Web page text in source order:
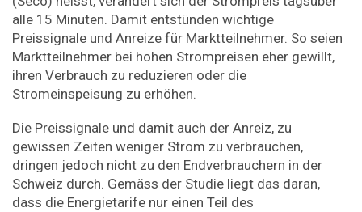
alle 15 Minuten. Damit entstünden wichtige
Preissignale und Anreize für Marktteilnehmer. So seien
Marktteilnehmer bei hohen Strompreisen eher gewillt,
ihren Verbrauch zu reduzieren oder die
Stromeinspeisung zu erhöhen.
Die Preissignale und damit auch der Anreiz, zu
gewissen Zeiten weniger Strom zu verbrauchen,
dringen jedoch nicht zu den Endverbrauchern in der
Schweiz durch. Gemäss der Studie liegt das daran,
dass die Energietarife nur einen Teil des